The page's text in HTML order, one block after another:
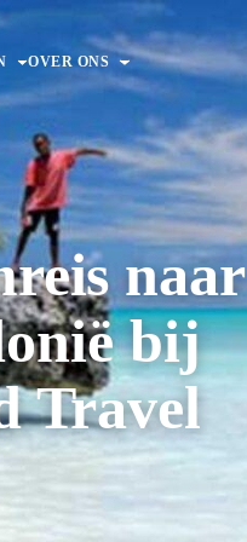
OVER ONS
naar
bij
Travel